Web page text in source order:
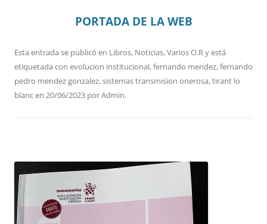
PORTADA DE LA WEB
Esta entrada se publicó en Libros, Noticias,Varios O.R y está
etiquetada con evolucion institucional,fernando mendez,fernando
pedro mendez gonzalez,sistemas transmision onerosa,tirant lo
blancen 20/06/2023 porAdmin.